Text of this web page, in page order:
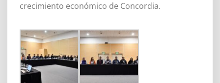
crecimiento económico de Concordia.